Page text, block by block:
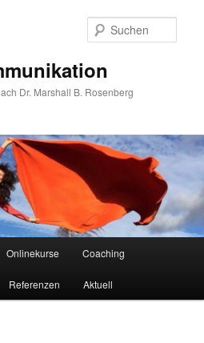
Dr. Marshall B. Rosenberg
Onlinekurse Coaching
Referenzen Aktuell